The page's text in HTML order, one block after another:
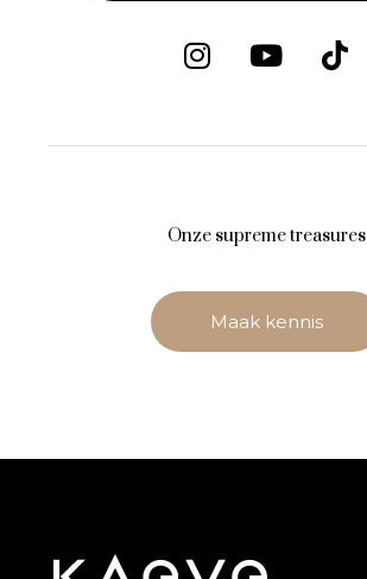
Onze supreme treasures
Maak kennis